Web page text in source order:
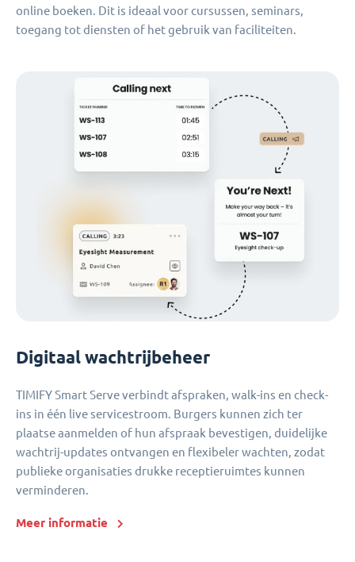
online boeken. Dit is ideaal voor cursussen, seminars,
toegang tot diensten of het gebruik van faciliteiten.
Digitaal wachtrijbeheer
TIMIFY Smart Serve verbindt afspraken, walk-ins en check-
ins in één live servicestroom. Burgers kunnen zich ter
plaatse aanmelden of hun afspraak bevestigen, duidelijke
wachtrij-updates ontvangen en flexibeler wachten, zodat
publieke organisaties drukke receptieruimtes kunnen
verminderen.
Meer informatie